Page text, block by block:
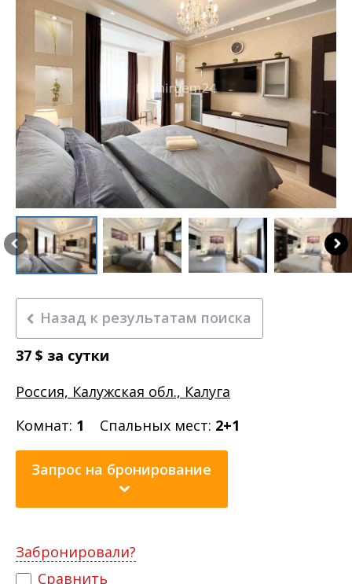
Назад к результатам поиска
37 $ за сутки
Россия, Калужская обл., Калуга
Комнат: 1 Спальных мест: 2+1
Запрос на бронирование
Забронировали?
Сравнить